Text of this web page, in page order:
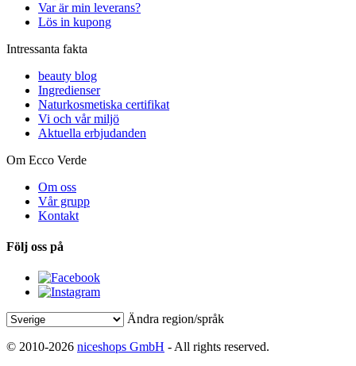
Var är min leverans?
Lös in kupong
Intressanta fakta
beauty blog
Ingredienser
Naturkosmetiska certifikat
Vi och vår miljö
Aktuella erbjudanden
Om Ecco Verde
Om oss
Vår grupp
Kontakt
Följ oss på
Ändra region/språk
© 2010-2026 niceshops GmbH - All rights reserved.